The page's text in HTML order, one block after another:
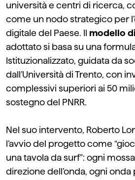
università e centri di ricerca,
come un nodo strategico per
digitale del Paese. Il modello
adottato si basa su una
Istituzionalizzato, guidata da
dall’Università di Trento, con
complessivi superiori ai 50
sostegno del PNRR.
Nel suo intervento, Roberto
l’avvio del progetto come
una tavola da surf”: ogni
direzione dell’onda, ogni onda